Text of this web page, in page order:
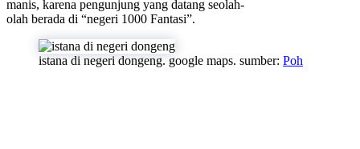
manis, karena pengunjung yang datang seolah-
olah berada di “negeri 1000 Fantasi”.
istana di negeri dongeng. google maps. sumber: Poh